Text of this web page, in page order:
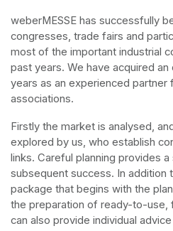
weberMESSE has successfully
congresses, trade fairs and
most of the important industrial
past years. We have acquired
years as an experienced partner
associations.
Firstly the market is analysed,
explored by us, who establish
links. Careful planning provides
subsequent success. In addition
package that begins with the
the preparation of ready-to-use,
can also provide individual